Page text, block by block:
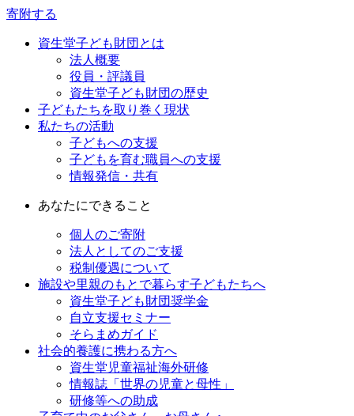
寄附する
資生堂子ども財団とは
法人概要
役員・評議員
資生堂子ども財団の歴史
子どもたちを取り巻く現状
私たちの活動
子どもへの支援
子どもを育む職員への支援
情報発信・共有
あなたにできること
個人のご寄附
法人としてのご支援
税制優遇について
施設や里親のもとで暮らす子どもたちへ
資生堂子ども財団奨学金
自立支援セミナー
そらまめガイド
社会的養護に携わる方へ
資生堂児童福祉海外研修
情報誌「世界の児童と母性」
研修等への助成